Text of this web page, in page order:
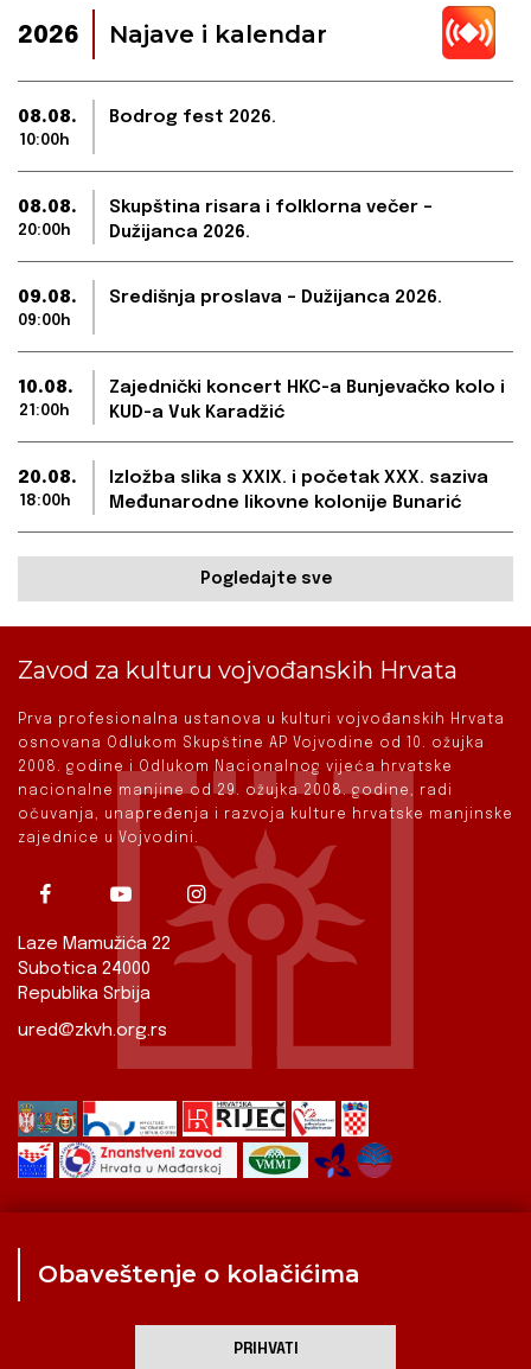
2026 Najave i kalendar
08.08.
10:00h
Bodrog fest 2026.
08.08.
20:00h
Skupština risara i folklorna večer –
Dužijanca 2026.
09.08.
09:00h
Središnja proslava – Dužijanca 2026.
10.08.
21:00h
Zajednički koncert HKC-a Bunjevačko kolo i
KUD-a Vuk Karadžić
20.08.
18:00h
Izložba slika s XXIX. i početak XXX. saziva
Međunarodne likovne kolonije Bunarić
Pogledajte sve
Zavod za kulturu vojvođanskih Hrvata
Prva profesionalna ustanova u kulturi vojvođanskih Hrvata
osnovana Odlukom Skupštine AP Vojvodine od 10. ožujka
2008. godine i Odlukom Nacionalnog vijeća hrvatske
nacionalne manjine od 29. ožujka 2008. godine, radi
očuvanja, unapređenja i razvoja kulture hrvatske manjinske
zajednice u Vojvodini.
Laze Mamužića 22
Subotica 24000
Republika Srbija
ured@zkvh.org.rs
Kulturna scena
Obaveštenje o kolačićima
PRIHVATI